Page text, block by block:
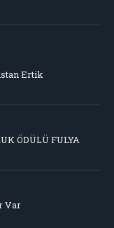
Ertik
ÖDÜLÜ FULYA
Var